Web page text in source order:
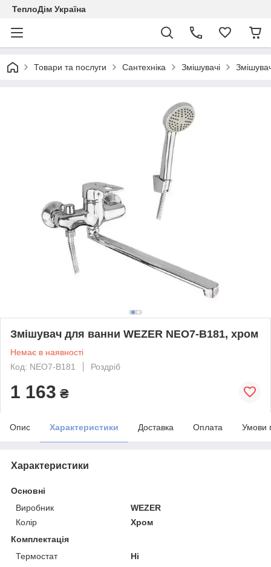
ТеплоДім Україна
Товари та послуги Сантехніка Змішувачі
Змішувач для ванни WEZER NEO7-B181, хром
Немає в наявності
Код: NEO7-B181
Роздріб
1 163 ₴
Опис Характеристики Доставка Оплата Умови
Характеристики
Основні
Виробник
WEZER
Колір
Хром
Комплектація
Термостат
Ні